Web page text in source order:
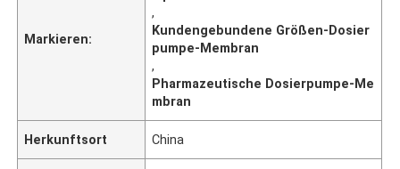
Markieren:
,
Kundengebundene Größen-Dosier
pumpe-Membran
,
Pharmazeutische Dosierpumpe-Me
mbran
Herkunftsort China